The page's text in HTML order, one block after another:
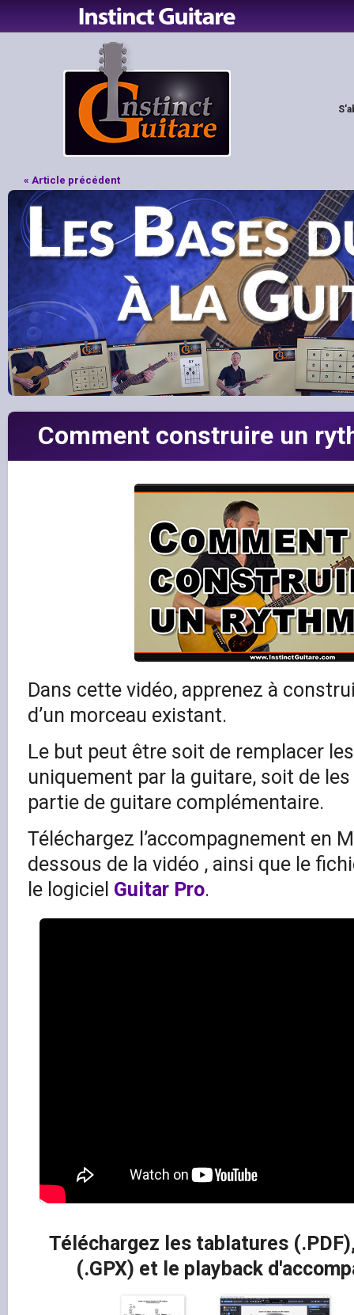
« Article précédent
Comment construire un
Dans cette vidéo, apprenez à
d’un morceau existant.
Le but peut être soit de remplacer
uniquement par la guitare, soit de
partie de guitare complémentaire.
Téléchargez l’accompagnement en
dessous de la vidéo , ainsi que le
le logiciel Guitar Pro.
Téléchargez les tablatures
(.GPX) et le playback